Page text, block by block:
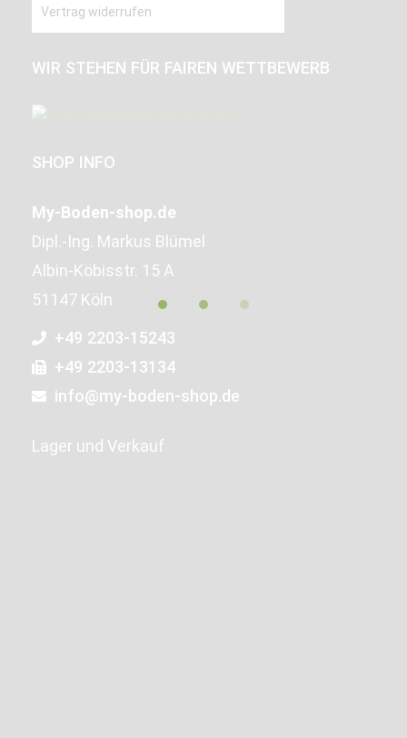
Vertrag widerrufen
WIR STEHEN FÜR FAIREN WETTBEWERB
SHOP INFO
My-Boden-shop.de
Dipl.-Ing. Markus Blümel
Albin-Köbisstr. 15 A
51147 Köln
+49 2203-15243
+49 2203-13134
info@my-boden-shop.de
Lager und Verkauf